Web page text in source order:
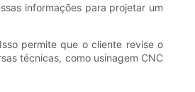
informações para projetar um
permite que o cliente revise o
técnicas, como usinagem CNC